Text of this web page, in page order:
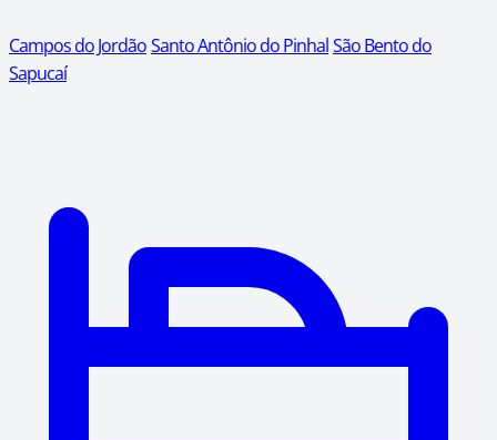
Campos do JordãoSanto Antônio do PinhalSão Bento do
Sapucaí